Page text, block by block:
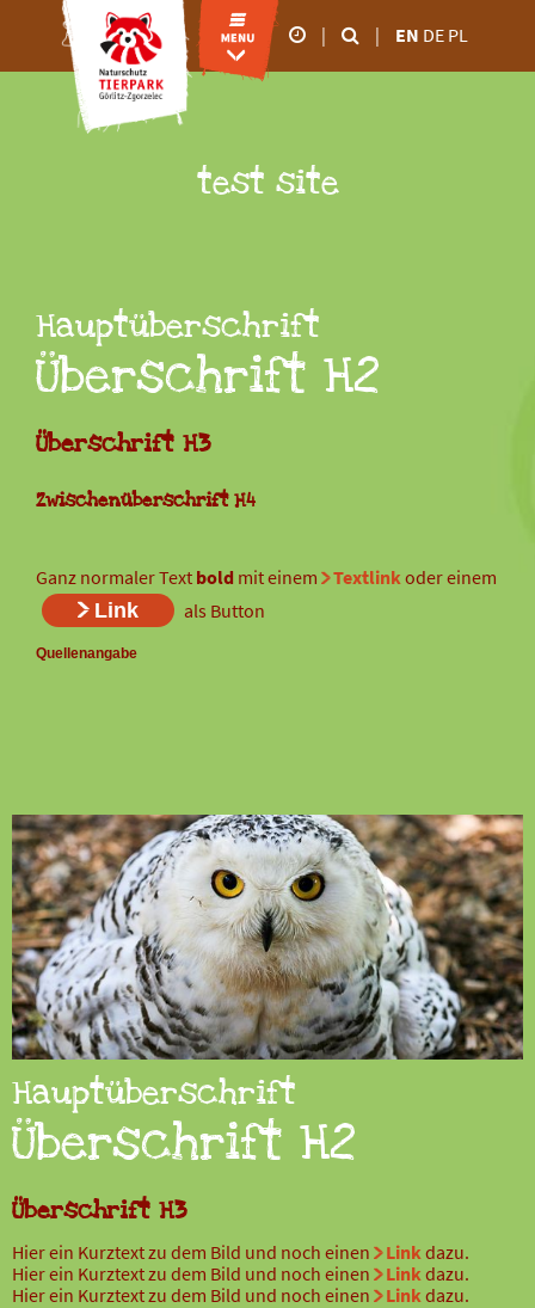
Our business hours
March to October
| | EN DE PL
test site
Hauptüberschrift
Überschrift H2
Überschrift H3
Zwischenüberschrift H4
Ganz normaler Text bold mit einem Textlinkoder einem
Link
als Button
Quellenangabe
Hauptüberschrift
Überschrift H2
Überschrift H3
Hier ein Kurztext zu dem Bild und noch einen Link dazu.
Hier ein Kurztext zu dem Bild und noch einen
Link dazu.
Hier ein Kurztext zu dem Bild und noch einen
Link dazu.